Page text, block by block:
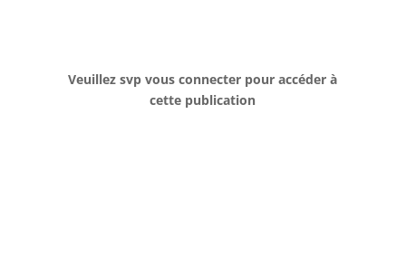
Veuillez svp vous connecter pour accéder à
cette publication